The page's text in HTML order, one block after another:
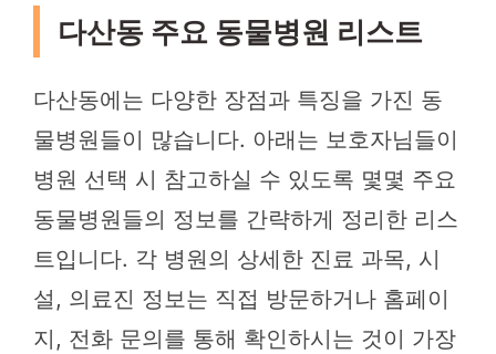
다산동 주요 동물병원 리스트
다산동에는 다양한 장점과 특징을 가진 동
물병원들이 많습니다. 아래는 보호자님들이
병원 선택 시 참고하실 수 있도록 몇몇 주요
동물병원들의 정보를 간략하게 정리한 리스
트입니다. 각 병원의 상세한 진료 과목, 시
설, 의료진 정보는 직접 방문하거나 홈페이
지, 전화 문의를 통해 확인하시는 것이 가장